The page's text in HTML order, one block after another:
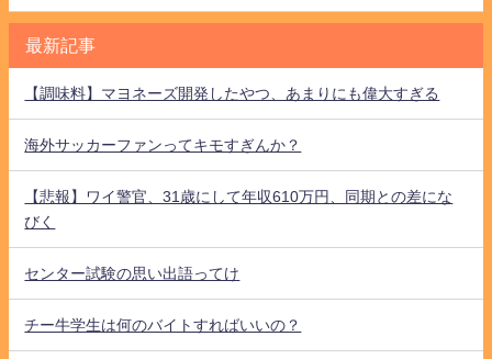
最新記事
【調味料】マヨネーズ開発したやつ、あまりにも偉大すぎる
海外サッカーファンってキモすぎんか？
【悲報】ワイ警官、31歳にして年収610万円、同期との差にな
びく
センター試験の思い出語ってけ
チー牛学生は何のバイトすればいいの？